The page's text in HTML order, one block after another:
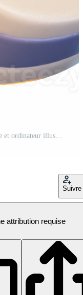
éclat disque 3d rendre icône, La technologie et ordinateur illustration PNG Pro
Suivre
attribution requise